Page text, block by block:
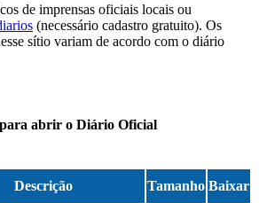
de imprensas oficiais locais ou
(necessário cadastro gratuito). Os
sítio variam de acordo com o diário
abrir o Diário Oficial
Descrição Tamanho Baixar